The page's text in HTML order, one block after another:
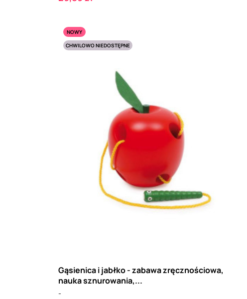
NOWY
CHWILOWO NIEDOSTĘPNE
Gąsienica i jabłko - zabawa zręcznościowa,
nauka sznurowania,...
-